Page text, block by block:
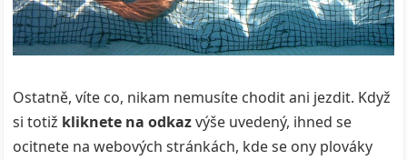
Ostatně, víte co, nikam nemusíte chodit ani jezdit. Když
si totiž kliknete na odkazvýše uvedený, ihned se
ocitnete na webových stránkách, kde se ony plováky